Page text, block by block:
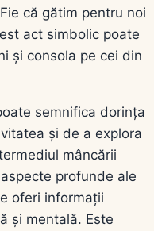
că gătim pentru noi
act simbolic poate
și consola pe cei din
semnifica dorința
și de a explora
mâncării
profunde ale
oferi informații
și mentală. Este